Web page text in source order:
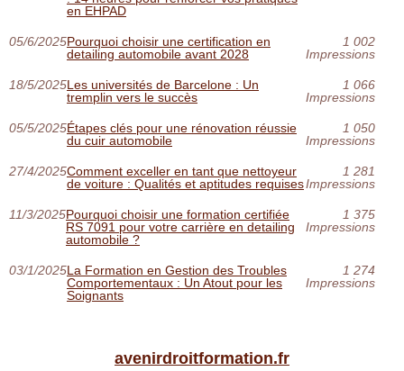
en EHPAD
05/6/2025Pourquoi choisir une certification en
detailing automobile avant 2028
1 002
Impressions
18/5/2025Les universités de Barcelone : Un
tremplin vers le succès
1 066
Impressions
05/5/2025Étapes clés pour une rénovation réussie
du cuir automobile
1 050
Impressions
27/4/2025Comment exceller en tant que nettoyeur
de voiture : Qualités et aptitudes requises
1 281
Impressions
11/3/2025Pourquoi choisir une formation certifiée
RS 7091 pour votre carrière en detailing
automobile ?
1 375
Impressions
03/1/2025La Formation en Gestion des Troubles
Comportementaux : Un Atout pour les
Soignants
1 274
Impressions
avenirdroitformation.fr